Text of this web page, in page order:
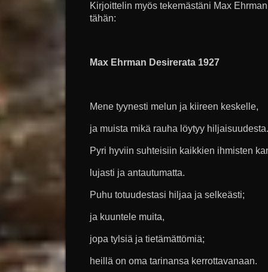
Kirjoittelin myös tekemästäni Max
tähän:
Max Ehrman Desirerata 1927
Mene tyynesti melun ja kiireen keskelle,
ja muista mikä rauha löytyy hiljaisuudesta.
Pyri hyviin suhteisiin kaikkien ihmisten
lujasti ja antautumatta.
Puhu totuudestasi hiljaa ja selkeästi;
ja kuuntele muita,
jopa tylsiä ja tietämättömiä;
heillä on oma tarinansa kerrottavanaan.